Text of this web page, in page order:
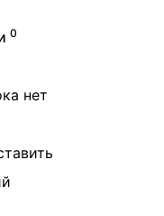
0
нет